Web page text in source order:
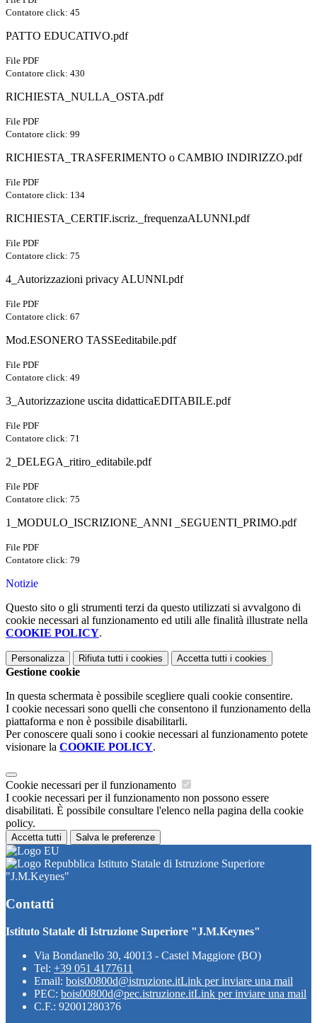
Contatore click: 45
PATTO EDUCATIVO.pdf
File PDF
Contatore click: 430
RICHIESTA_NULLA_OSTA.pdf
File PDF
Contatore click: 99
RICHIESTA_TRASFERIMENTO o CAMBIO INDIRIZZO.pdf
File PDF
Contatore click: 134
RICHIESTA_CERTIF.iscriz._frequenzaALUNNI.pdf
File PDF
Contatore click: 75
4_Autorizzazioni privacy ALUNNI.pdf
File PDF
Contatore click: 67
Mod.ESONERO TASSEeditabile.pdf
File PDF
Contatore click: 49
3_Autorizzazione uscita didatticaEDITABILE.pdf
File PDF
Contatore click: 71
2_DELEGA_ritiro_editabile.pdf
File PDF
Contatore click: 75
1_MODULO_ISCRIZIONE_ANNI _SEGUENTI_PRIMO.pdf
File PDF
Contatore click: 79
Notizie
Questo sito o gli strumenti terzi da questo utilizzati si avvalgono di
cookie necessari al funzionamento ed utili alle finalità illustrate nella
COOKIE POLICY.
Personalizza Rifiuta tutti i cookies Accetta tutti i cookies
Gestione cookie
In questa schermata è possibile scegliere quali cookie consentire.
I cookie necessari sono quelli che consentono il funzionamento della
piattaforma e non è possibile disabilitarli.
Per conoscere quali sono i cookie necessari al funzionamento potete
visionare la COOKIE POLICY.
Cookie necessari per il funzionamento
I cookie necessari per il funzionamento non possono essere
disabilitati. È possibile consultare l'elenco nella pagina della cookie
policy.
Accetta tutti Salva le preferenze
Istituto Statale di Istruzione Superiore
"J.M.Keynes"
Contatti
Istituto Statale di Istruzione Superiore "J.M.Keynes"
Via Bondanello 30, 40013 - Castel Maggiore (BO)
Tel: +39 051 4177611
Email: bois00800d@istruzione.itLink per inviare una mail
PEC: bois00800d@pec.istruzione.itLink per inviare una mail
C.F.: 92001280376